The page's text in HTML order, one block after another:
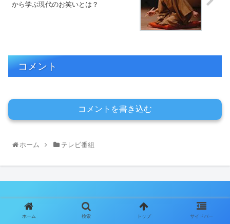
から学ぶ現代のお笑いとは？
コメント
コメントを書き込む
ホーム テレビ番組
お笑いラボラトリー
ホーム 検索 トップ サイドバー